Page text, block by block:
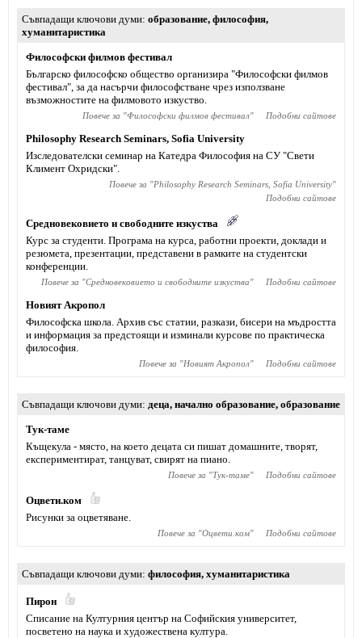
Съвпадащи ключови думи образование, философия,
хуманитаристика
Философски филмов фестивал
Българско философско общество организира "Философски филмов
фестивал", за да насърчи философстване чрез използване
възможностите на филмовото изкуство.
Повече за "Философски филмов фестивал" Подобни сайтове
Philosophy Research Seminars, Sofia University
Изследователски семинар на Катедра Философия на СУ "Свети
Климент Охридски".
Повече за "Philosophy Research Seminars, Sofia University"
Подобни сайтове
Средновековието и свободните изкуства
Курс за студенти. Програма на курса, работни проекти, доклади и
резюмета, презентации, представени в рамките на студентски
конференции.
Повече за "Средновековието и свободните изкуства" Подобни сайтове
Новият Акропол
Философска школа. Архив със статии, разкази, бисери на мъдростта
и информация за предстоящи и изминали курсове по практическа
философия.
Повече за "Новият Акропол" Подобни сайтове
Съвпадащи ключови думи деца, начално образование, образование
Тук-таме
Къщекула - място, на което децата си пишат домашните, творят,
експериментират, танцуват, свирят на пиано.
Повече за "Тук-таме" Подобни сайтове
Оцвети.ком
Рисунки за оцветяване.
Повече за "Оцвети.ком" Подобни сайтове
Съвпадащи ключови думи философия, хуманитаристика
Пирон
Списание на Културния център на Софийския университет,
посветено на наука и художествена култура.